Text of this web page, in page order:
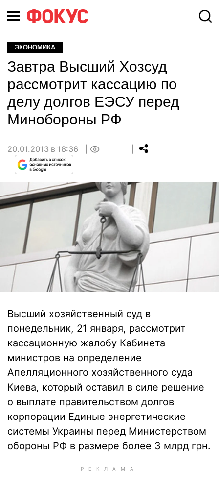
ЭКОНОМИКА
Завтра Высший Хозсуд
рассмотрит кассацию по
делу долгов ЕЭСУ перед
Минобороны РФ
20.01.2013 в 18:36
Высший хозяйственный суд в
понедельник, 21 января, рассмотрит
кассационную жалобу Кабинета
министров на определение
Апелляционного хозяйственного суда
Киева, который оставил в силе решение
о выплате правительством долгов
корпорации Единые энергетические
системы Украины перед Министерством
обороны РФ в размере более 3 млрд грн.